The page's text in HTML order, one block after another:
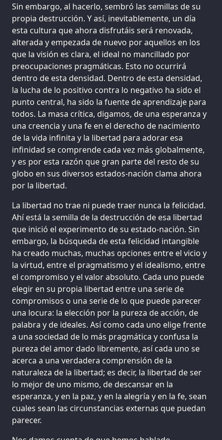
Sin embargo, al hacerlo, sembró las semillas de su
propia destrucción. Y así, inevitablemente, un día
esta cultura que ahora disfrutáis será renovada,
alterada y empezada de nuevo por aquellos en los
que la visión es clara, el ideal no mancillado por
preocupaciones pragmáticas. Esto no ocurrirá
dentro de esta densidad. Dentro de esta densidad,
la lucha de lo positivo contra lo negativo ha sido el
punto central, ha sido la fuente de aprendizaje para
todos. La masa crítica, digamos, de una esperanza y
una creencia y una fe en el derecho de nacimiento
de la vida infinita y la libertad para adorar esa
infinidad se comprende cada vez más globalmente,
y es por esta razón que gran parte del resto de su
globo en sus diversos estados-nación clama ahora
por la libertad.
La libertad no trae ni puede traer nunca la felicidad.
Ahí está la semilla de la destrucción de esa libertad
que inició el experimento de su estado-nación. Sin
embargo, la búsqueda de esta felicidad intangible
ha creado muchas, muchas opciones entre el vicio y
la virtud, entre el pragmatismo y el idealismo, entre
el compromiso y el valor absoluto. Cada uno puede
elegir en su propia libertad entre una serie de
compromisos o una serie de lo que puede parecer
una locura: la elección por la pureza de acción, de
palabra y de ideales. Así como cada uno elige frente
a una sociedad de lo más pragmática y confusa la
pureza del amor dado libremente, así cada uno se
acerca a una verdadera comprensión de la
naturaleza de la libertad; es decir, la libertad de ser
lo mejor de uno mismo, de descansar en la
esperanza, y en la paz, y en la alegría y en la fe, sean
cuales sean las circunstancias externas que puedan
parecer.